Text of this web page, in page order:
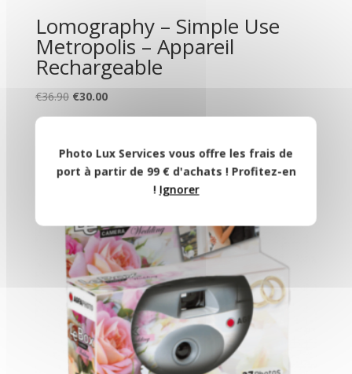
Photo Lux Services vous offre les frais de
port à partir de 99 € d'achats ! Profitez-en
! Ignorer
Lomography – Simple Use
Metropolis – Appareil
Rechargeable
€36.90 Le
prix
était :
€36.90.
€30.00Le
prix
est :
€30.00.